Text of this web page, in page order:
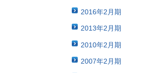
2016年2月期
2013年2月期
2010年2月期
2007年2月期